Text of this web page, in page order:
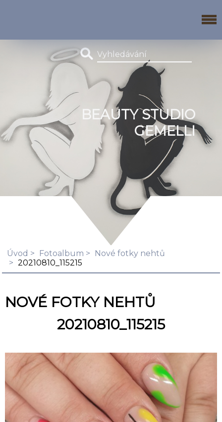
BEAUTY STUDIO
GEMELLI
Úvod Fotoalbum
Nové fotky nehtů
20210810_115215
NOVÉ FOTKY NEHTŮ
20210810_115215